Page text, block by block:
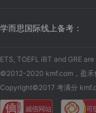
学而思国际线上备考：
ETS, TOEFL iBT and GRE
©2012-2020 kmf.com，盈禾
Copyright©2017 考满分